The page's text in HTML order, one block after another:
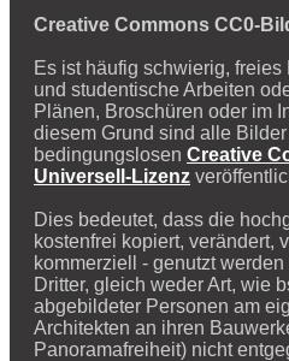
Creative Commons CC0-
Es ist häufig schwierig,
und studentische Arbeiten
Plänen, Broschüren oder im
diesem Grund sind alle
bedingungslosen Creative
Universell-Lizenz
Dies bedeutet, dass die
kostenfrei kopiert, verändert,
kommerziell - genutzt
Dritter, gleich weder Art, wie
abgebildeter Personen am
Architekten an ihren
Panoramafreiheit) nicht